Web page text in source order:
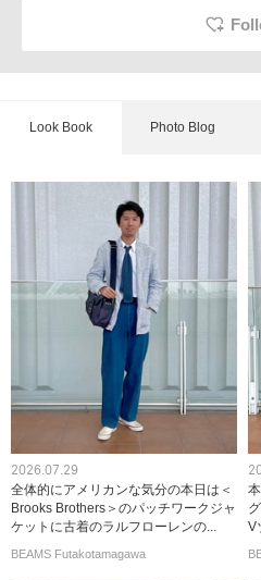
Look Book Photo Blog
2026.07.29
全体的にアメリカンな気分の本日は＜
Brooks Brothers＞のパッチワークジャ
ケットに古着のラルフローレンの...
BEAMS Futakotamagawa
V